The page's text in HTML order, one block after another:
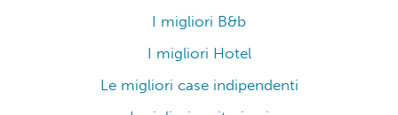
I migliori B&b
I migliori Hotel
Le migliori case indipendenti